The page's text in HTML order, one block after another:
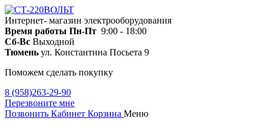
Интернет- магазин электрооборудования
Время работы Пн-Пт 9:00 - 18:00
Сб-Вс Выходной
Тюмень ул. Константина Посьета 9
Поможем сделать покупку
8 (958)263-29-90
Перезвоните мне
Позвонить Кабинет Корзина Меню